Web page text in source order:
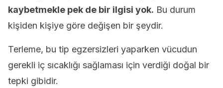
kaybetmekle pek de bir ilgisi yok. Bu durum
kişiden kişiye göre değişen bir şeydir.
Terleme, bu tip egzersizleri yaparken vücudun
gerekli iç sıcaklığı sağlaması için verdiği doğal bir
tepki gibidir.